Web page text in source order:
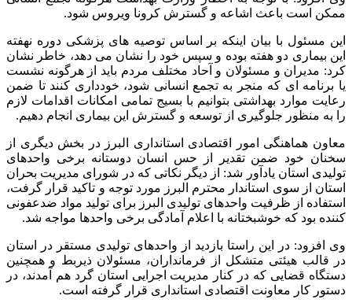
ممکن است باعث اشاعه و گسترش کرونا ویروس شود.
این مسئول با بیان اینکه بر اساس توصیه های پزشکی دوره نهفته
این بیماری دو هفته بوده و سپس خود را نشان می دهد، خاطر نشان
کرد: مدیران و مسئولان و آحاد مختلف مردم باید از هرگونه نشست
یا برنامه ای که منجر به تجمع انسانی شود، خودداری کنند تا ضمن
رعایت موارد بهداشتی بتوانیم با بسیج تمامی امکانات اقدامات لازم
را به منظور جلوگیری از توسعه و گسترش این بیماری انجام دهیم.
معاون هماهنگی امور اقتصادی استانداری البرز در بخش دیگری از
سخنان خود ضمن تقدیر از حس انسان دوستانه برخی واحدهای
تولیدی استان یادآور شد: از دیگر نکاتی که در شورای مدیریت بحران
استان از سوی استاندار محترم البرز مورد توجه و تاکید قرار گرفت،
استفاده از ظرفیت واحدهای تولیدی البرز برای تولید مواد ضدعفونی
کننده بود که خوشبختانه با اعلام آمادگی برخی واحدها مواجه شد.
وی افزود: در این راستا بازدید از واحدهای تولیدی مستقر در استان
در قالب هیئتی متشکل از فرمانداران، مسئولان ذیربط و همچنین
دستگاه قضایی که در کنار مدیریت اجرایی استان گرد هم آمدند، در
دستور کار معاونت اقتصادی استانداری قرار گرفته است.